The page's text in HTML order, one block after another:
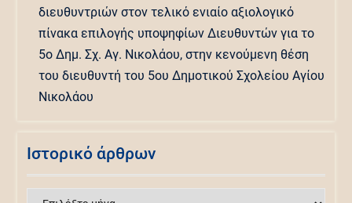
διευθυντριών στον τελικό ενιαίο αξιολογικό
πίνακα επιλογής υποψηφίων Διευθυντών για το
5ο Δημ. Σχ. Αγ. Νικολάου, στην κενούμενη θέση
του διευθυντή του 5ου Δημοτικού Σχολείου Αγίου
Νικολάου
Ιστορικό άρθρων
Ιστορικό